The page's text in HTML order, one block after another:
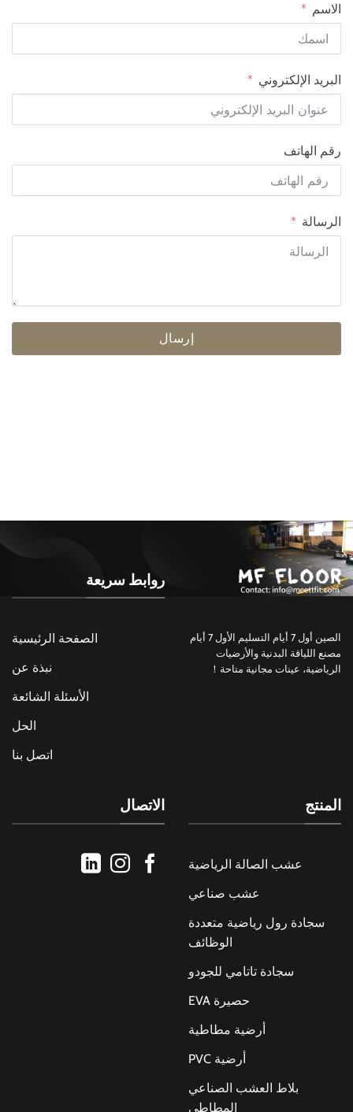
الاسم
البريد الإلكتروني
رقم الهاتف
الرسالة
إرسال
الصين أول 7 أيام التسليم الأول 7 أيام
مصنع اللياقة البدنية والأرضيات
الرياضية، عينات مجانية متاحة！
روابط سريعة
الصفحة الرئيسية
نبذة عن
الأسئلة الشائعة
الحل
اتصل بنا
المنتج
عشب الصالة الرياضية
عشب صناعي
سجادة رول رياضية متعددة
الوظائف
سجادة تاتامي للجودو
حصيرة EVA
أرضية مطاطية
أرضية PVC
بلاط العشب الصناعي
المطاطي
الاتصال